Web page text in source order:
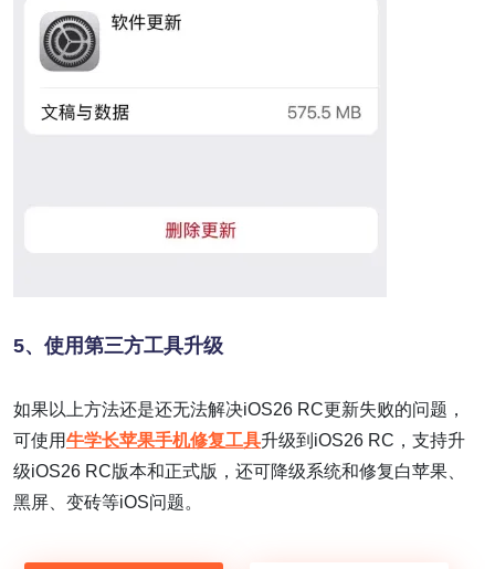
5、 使用第三方工具升级
如果以上方法还是还无法解决iOS26 RC更新失败的问题，
可使用牛学长苹果手机修复工具升级到iOS26 RC，支持升
级iOS26 RC版本和正式版，还可降级系统和修复白苹果、
黑屏、变砖等iOS问题。